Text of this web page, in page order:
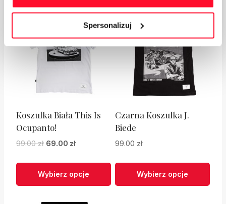
Spersonalizuj
wariantów.
można
wybrać
stronie
produktu
Promocja!
Koszulka Biała This Is
Ocupanto!
99.00zł Pierwotna
99.00 zł.
69.00 złAktualna
69.00 zł.
Wybierz opcje
Czarna Koszulka J.
Biede
99.00 zł
Wybierz opcje